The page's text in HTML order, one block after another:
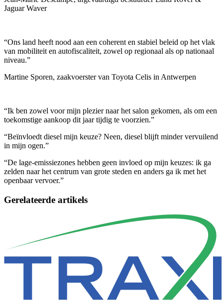
Jaguar Waver
“Ons land heeft nood aan een coherent en stabiel beleid op het vlak
van mobiliteit en autofiscaliteit, zowel op regionaal als op nationaal
niveau.”
Martine Sporen, zaakvoerster van Toyota Celis in Antwerpen
“Ik ben zowel voor mijn plezier naar het salon gekomen, als om een
toekomstige aankoop dit jaar tijdig te voorzien.”
“Beïnvloedt diesel mijn keuze? Neen, diesel blijft minder vervuilend
in mijn ogen.”
“De lage-emissiezones hebben geen invloed op mijn keuzes: ik ga
zelden naar het centrum van grote steden en anders ga ik met het
openbaar vervoer.”
Gerelateerde artikels